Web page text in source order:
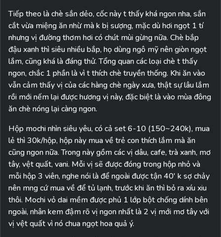
Tiếp theo là chè sắn dẻo, cốc này t thấy khá ngon nha, sắn
cắt vừa miệng ăn nhừ mà k bị sượng, mặc dù hơi ngọt 1 tí
nhưng vị đường thơm hơi có chút mùi gừng nữa. Chè bắp
đậu xanh thì siêu nhiều bắp, họ dùng ngô mỹ nên giòn ngọt
lắm, cũng khá là đáng thử. Tổng quan các loại chè t thấy
ngon, chắc 1 phần là vì t thích chè truyền thống. Khi ăn vào
vẫn cảm thấy vị của các hàng chè ngày xưa, thật sự lâu lắm
rồi mới nếm lại được hương vị này, đặc biệt là vào mùa đông
ăn chè nóng lại càng ngon.
Hộp mochi nhìn siêu yêu, có cả set 6-10 (150~240k), mua
lẻ thì 30k/hộp, hộp này mua về trẻ con thích lắm mà ăn
cũng ngon nữa. Trong này gồm các vị dâu, cafe, trà xanh, mơ
tây, vệt quất, vani. Mỗi vị sẽ được đóng trong hộp nhỏ và
mỗi hộp 3 viên, nghe nói là để ngoài được tận 40' k sợ chảy
nên mng cứ mua về để tủ lạnh, trước khi ăn thì bỏ ra xíu xiu
thôi. Mochi vỏ dai mềm được phủ 1 lớp bột chống dính bên
ngoài, nhân kem đậm rõ vị ngon nhất là 2 vị mới mơ tây với
vị vệt quất vì nó chua ngọt hoa quả ý.